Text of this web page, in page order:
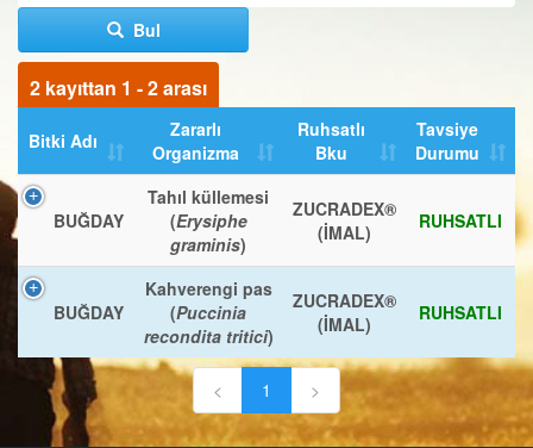
Bul
2 kayıttan 1 - 2 arası
Bitki Adı
Zararlı
Organizma
Ruhsatlı
Bku
Tavsiye
Durumu
BUĞDAY
Tahıl küllemesi
(Erysiphe
graminis)
ZUCRADEX®
(İMAL)
RUHSATLI
BUĞDAY
Kahverengi pas
(Puccinia
recondita tritici)
ZUCRADEX®
(İMAL)
RUHSATLI
< 1 >